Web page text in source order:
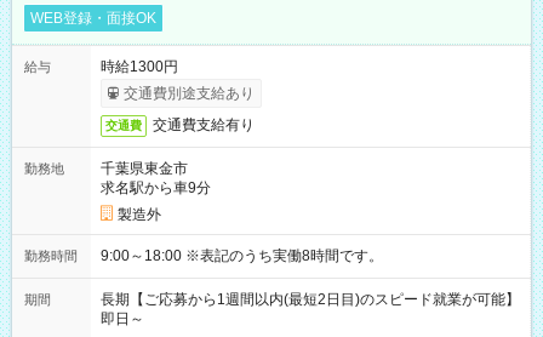
WEB登録・面接OK
給与
時給1300円
交通費別途支給あり
交通費 交通費支給有り
勤務地
千葉県東金市
求名駅から車9分
製造外
勤務時間 9:00～18:00 ※表記のうち実働8時間です。
期間
長期【ご応募から1週間以内(最短2日目)のスピード就業が可能】
即日～